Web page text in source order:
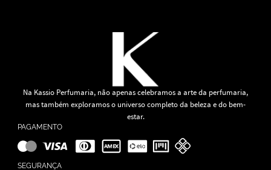
Na Kassio Perfumaria, não apenas celebramos a arte da perfumaria,
mas também exploramos o universo completo da beleza e do bem-
estar.
PAGAMENTO
SEGURANÇA